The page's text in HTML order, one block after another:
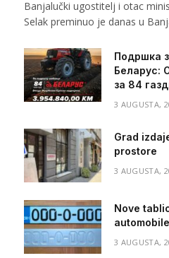
Banjalučki ugostitelj i otac
Selak preminuo je danas u
Подршка
Беларус:
за 84
3 AUGUSTA,
Grad
prostore
3 AUGUSTA,
Nove
3 AUGUSTA,